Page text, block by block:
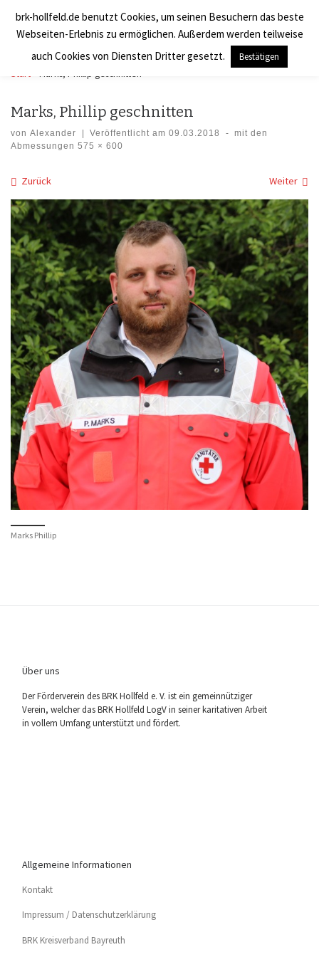
Zum Inhalt springen
BRK Hollfeld LogV
Search
Start Marks, Phillip geschnitten
Marks, Phillip geschnitten
von Alexander Veröffentlicht am09.03.2018 - mit den
Abmessungen 575 × 600
Bilder Navigation
Zurück Weiter
Marks Phillip
Über uns
Der För­der­ver­ein des BRK Holl­feld e. V. ist ein gemein­nüt­zi­ger
Ver­ein, wel­cher das BRK Holl­feld LogV in sei­ner kari­ta­ti­ven Arbeit
in vol­lem Umfang unter­stützt und fördert.
Allgemeine Informationen
Kon­takt
Impres­sum / Datenschutzerklärung
BRK Kreis­ver­band Bayreuth
brk-hollfeld.de benutzt Cookies, um seinen Besuchern das beste
Webseiten-Erlebnis zu ermöglichen. Außerdem werden teilweise
auch Cookies von Diensten Dritter gesetzt.
Bestätigen